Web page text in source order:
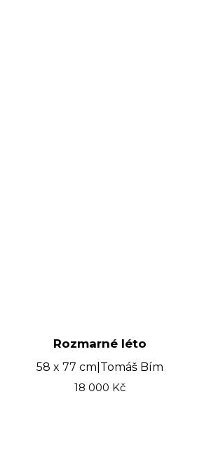
Rozmarné léto
58 x 77 cm Tomáš Bím
18 000 Kč